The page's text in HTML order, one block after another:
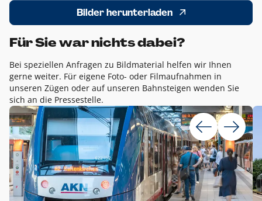
Bilder herunterladen
Für Sie war nichts dabei?
Bei speziellen Anfragen zu Bildmaterial helfen wir Ihnen
gerne weiter. Für eigene Foto- oder Filmaufnahmen in
unseren Zügen oder auf unseren Bahnsteigen wenden Sie
sich an die Pressestelle.